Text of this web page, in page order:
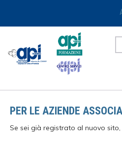
PER LE AZIENDE
Se sei già registrato al nuovo sito,